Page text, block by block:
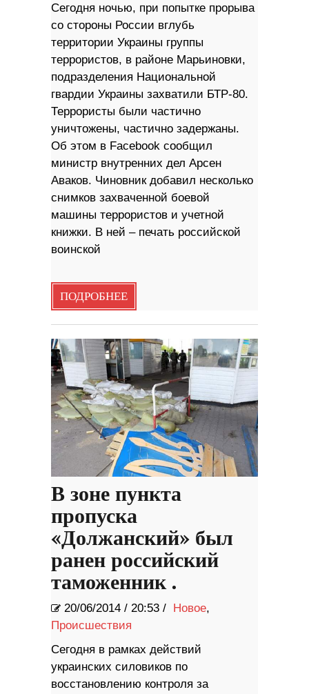
Сегодня ночью, при попытке прорыва
со стороны России вглубь
территории Украины группы
террористов, в районе Марьиновки,
подразделения Национальной
гвардии Украины захватили БТР-80.
Террористы были частично
уничтожены, частично задержаны.
Об этом в Facebook сообщил
министр внутренних дел Арсен
Аваков. Чиновник добавил несколько
снимков захваченной боевой
машины террористов и учетной
книжки. В ней – печать российской
воинской
ПОДРОБНЕЕ
В зоне пункта
пропуска
«Должанский» был
ранен российский
таможенник .
20/06/2014 / 20:53 / Новое,
Происшествия
Сегодня в рамках действий
украинских силовиков по
восстановлению контроля за